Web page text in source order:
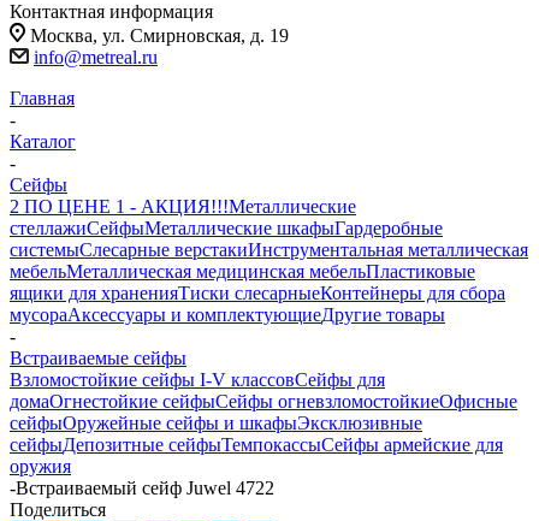
Контактная информация
Москва, ул. Смирновская, д. 19
info@metreal.ru
Главная
-
Каталог
-
Сейфы
2 ПО ЦЕНЕ 1 - АКЦИЯ!!!Металлические
стеллажиСейфыМеталлические шкафыГардеробные
системыСлесарные верстакиИнструментальная металлическая
мебельМеталлическая медицинская мебельПластиковые
ящики для храненияТиски слесарныеКонтейнеры для сбора
мусораАксессуары и комплектующиеДругие товары
-
Встраиваемые сейфы
Взломостойкие сейфы I-V классовСейфы для
домаОгнестойкие сейфыСейфы огневзломостойкиеОфисные
сейфыОружейные сейфы и шкафыЭксклюзивные
сейфыДепозитные сейфыТемпокассыСейфы армейские для
оружия
-Встраиваемый сейф Juwel 4722
Поделиться